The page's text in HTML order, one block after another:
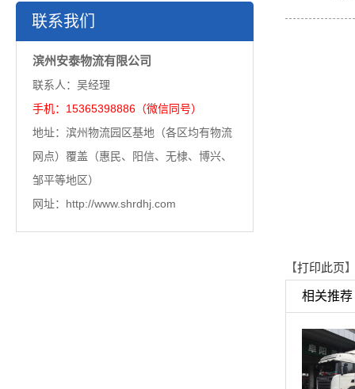
联系我们
滨州安泰物流有限公司
联系人：吴经理
手机：15365398886（微信同号）
地址：滨州物流园区基地（各区均有物流
网点）覆盖（惠民、阳信、无棣、博兴、
邹平等地区）
网址：http://www.shrdhj.com
【打印此页
相关推荐